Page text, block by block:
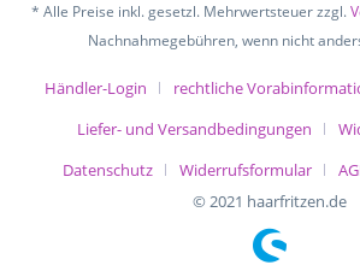
* Alle Preise inkl. gesetzl. Mehrwertsteuer zzgl.
Nachnahmegebühren, wenn nicht
Händler-Login rechtliche
Liefer- und Versandbedingungen
Datenschutz
Widerrufsformular
© 2021 haarfritzen.de